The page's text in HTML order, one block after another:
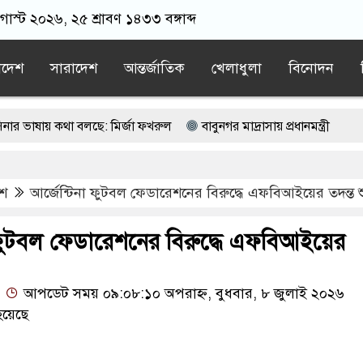
২০২৬, ২৫ শ্রাবণ ১৪৩৩ বঙ্গাব্দ
সারাদেশ আন্তর্জাতিক খেলাধুলা বিনোদন
বলছে: মির্জা ফখরুল বাবুনগর মাদ্রাসায় প্রধানমন্ত্রী
আহমদ বিপিএলে দল নিতে চায় এলপিএল চ্যাম্পিয়ন ‘গল গ্যালান্টস’
আর্জেন্টিনা ফুটবল ফেডারেশনের বিরুদ্ধে এফবিআইয়ের তদন্ত
ফেডারেশনের বিরুদ্ধে এফবিআইয়ের
আপডেট সময় ০৯:০৮:১০ অপরাহ্ন, বুধবার, ৮ জুলাই ২০২৬